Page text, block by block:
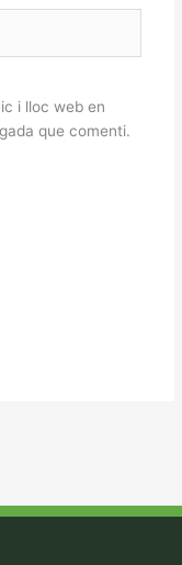
i lloc web en
que comenti.